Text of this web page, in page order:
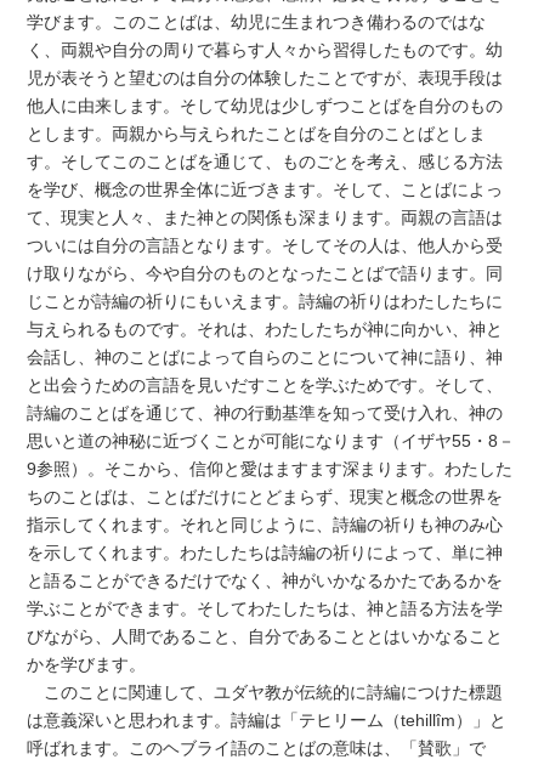
学びます。このことばは、幼児に生まれつき備わるのではな
く、両親や自分の周りで暮らす人々から習得したものです。幼
児が表そうと望むのは自分の体験したことですが、表現手段は
他人に由来します。そして幼児は少しずつことばを自分のもの
とします。両親から与えられたことばを自分のことばとしま
す。そしてこのことばを通じて、ものごとを考え、感じる方法
を学び、概念の世界全体に近づきます。そして、ことばによっ
て、現実と人々、また神との関係も深まります。両親の言語は
ついには自分の言語となります。そしてその人は、他人から受
け取りながら、今や自分のものとなったことばで語ります。同
じことが詩編の祈りにもいえます。詩編の祈りはわたしたちに
与えられるものです。それは、わたしたちが神に向かい、神と
会話し、神のことばによって自らのことについて神に語り、神
と出会うための言語を見いだすことを学ぶためです。そして、
詩編のことばを通じて、神の行動基準を知って受け入れ、神の
思いと道の神秘に近づくことが可能になります（イザヤ55・8－
9参照）。そこから、信仰と愛はますます深まります。わたした
ちのことばは、ことばだけにとどまらず、現実と概念の世界を
指示してくれます。それと同じように、詩編の祈りも神のみ心
を示してくれます。わたしたちは詩編の祈りによって、単に神
と語ることができるだけでなく、神がいかなるかたであるかを
学ぶことができます。そしてわたしたちは、神と語る方法を学
びながら、人間であること、自分であることとはいかなること
かを学びます。
このことに関連して、ユダヤ教が伝統的に詩編につけた標題
は意義深いと思われます。詩編は「テヒリーム（tehillîm）」と
呼ばれます。このヘブライ語のことばの意味は、「賛歌」で